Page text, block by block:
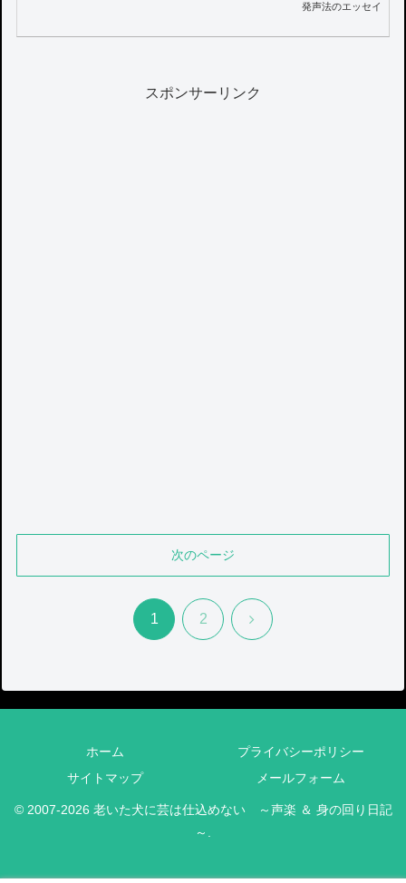
発声法のエッセイ
スポンサーリンク
次のページ
1 2 次
ホーム
プライバシーポリシー
サイトマップ
メールフォーム
© 2007-2026 老いた犬に芸は仕込めない ～声楽 ＆ 身の回り日記
～.